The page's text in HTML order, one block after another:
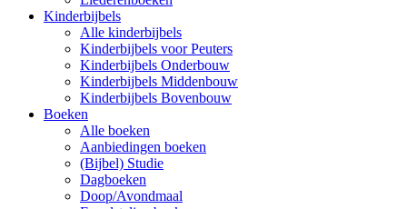
Kinderbijbels
Alle kinderbijbels
Kinderbijbels voor Peuters
Kinderbijbels Onderbouw
Kinderbijbels Middenbouw
Kinderbijbels Bovenbouw
Boeken
Alle boeken
Aanbiedingen boeken
(Bijbel) Studie
Dagboeken
Doop/Avondmaal